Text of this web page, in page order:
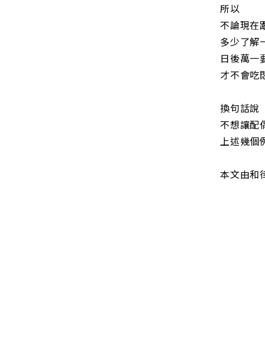
所以
不論現在
多少了解
日後萬一
才不會吃
換句話說
不想讓配
上述幾個
本文由和